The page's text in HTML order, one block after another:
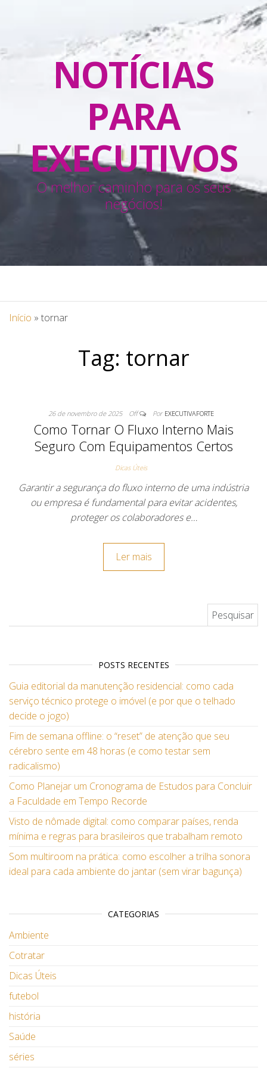
NOTÍCIAS
PARA
EXECUTIVOS
O melhor caminho para os seus
negócios!
Início » tornar
Tag: tornar
26 de novembro de 2025 Off Por EXECUTIVAFORTE
Como Tornar O Fluxo Interno Mais
Seguro Com Equipamentos Certos
Dicas Úteis
Garantir a segurança do fluxo interno de uma indústria
ou empresa é fundamental para evitar acidentes,
proteger os colaboradores e…
Ler mais
POSTS RECENTES
Guia editorial da manutenção residencial: como cada
serviço técnico protege o imóvel (e por que o telhado
decide o jogo)
Fim de semana offline: o “reset” de atenção que seu
cérebro sente em 48 horas (e como testar sem
radicalismo)
Como Planejar um Cronograma de Estudos para Concluir
a Faculdade em Tempo Recorde
Visto de nômade digital: como comparar países, renda
mínima e regras para brasileiros que trabalham remoto
Som multiroom na prática: como escolher a trilha sonora
ideal para cada ambiente do jantar (sem virar bagunça)
CATEGORIAS
Ambiente
Cotratar
Dicas Úteis
futebol
história
Saúde
séries